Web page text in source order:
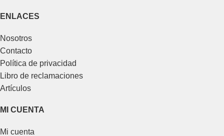
ENLACES
Nosotros
Contacto
Política de privacidad
Libro de reclamaciones
Artículos
MI CUENTA
Mi cuenta